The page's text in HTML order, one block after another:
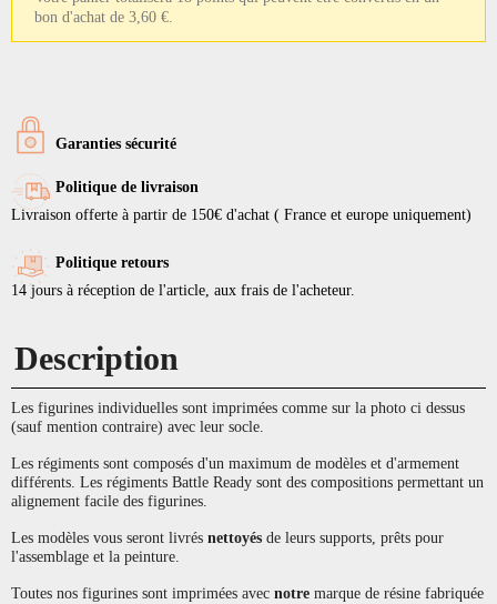
bon d'achat de 3,60 €.
Garanties sécurité
Politique de livraison
Livraison offerte à partir de 150€ d'achat ( France et europe uniquement)
Politique retours
14 jours à réception de l'article, aux frais de l'acheteur.
Description
Les figurines individuelles sont imprimées comme sur la photo ci dessus
(sauf mention contraire) avec leur socle.
Les régiments sont composés d'un maximum de modèles et d'armement
différents. Les régiments Battle Ready sont des compositions permettant un
alignement facile des figurines.
Les modèles vous seront livrés nettoyés de leurs supports, prêts pour
l'assemblage et la peinture.
Toutes nos figurines sont imprimées avec notre marque de résine fabriquée